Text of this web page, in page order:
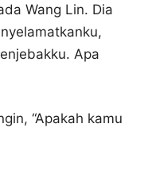
Wang Lin. Dia
Apa
“Apakah kamu